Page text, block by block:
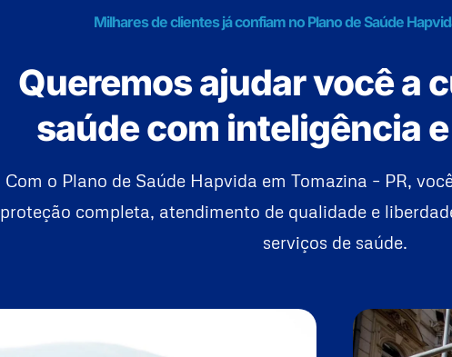
Milhares de clientes já confiam no Plano de Saúde
Queremos ajudar você a
saúde com inteligência
Com o Plano de Saúde Hapvida em Tomazina – PR,
proteção completa, atendimento de qualidade e
serviços de saúde.